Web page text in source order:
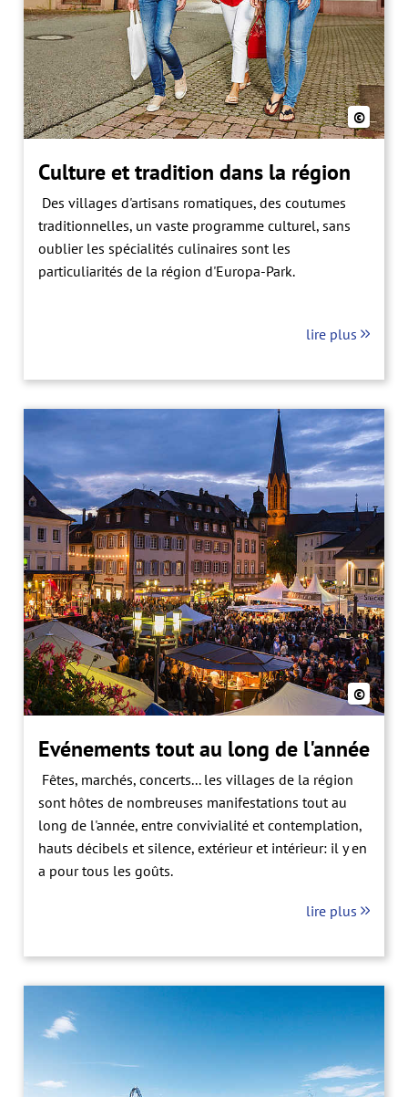
©
Culture et tradition dans la région
Des villages d'artisans romatiques, des coutumes
traditionnelles, un vaste programme culturel, sans
oublier les spécialités culinaires sont les
particuliarités de la région d'Europa-Park.
lire plus
©
Evénements tout au long de l'année
Fêtes, marchés, concerts... les villages de la région
sont hôtes de nombreuses manifestations tout au
long de l'année, entre convivialité et contemplation,
hauts décibels et silence, extérieur et intérieur: il y en
a pour tous les goûts.
lire plus